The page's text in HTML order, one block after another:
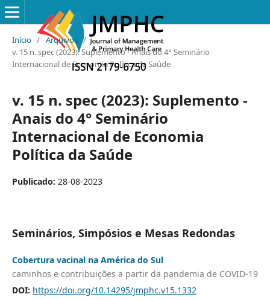
Início / Arquivos /
v. 15 n. spec (2023): Suplemento - Anais do 4° Seminário
Internacional de Economia Política da Saúde
v. 15 n. spec (2023): Suplemento -
Anais do 4° Seminário
Internacional de Economia
Política da Saúde
Publicado: 28-08-2023
Seminários, Simpósios e Mesas Redondas
Cobertura vacinal na América do Sul
caminhos e contribuições a partir da pandemia de COVID-19
DOI: https://doi.org/10.14295/jmphc.v15.1332